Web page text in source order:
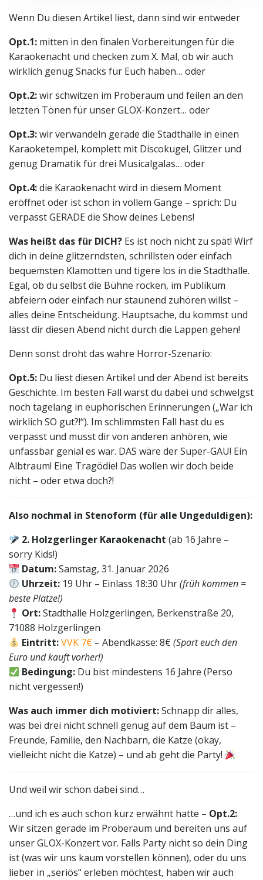
Wenn Du diesen Artikel liest, dann sind wir entweder
Opt.1: mitten in den finalen Vorbereitungen für die
Karaokenacht und checken zum X. Mal, ob wir auch
wirklich genug Snacks für Euch haben… oder
Opt.2:wir schwitzen im Proberaum und feilen an den
letzten Tönen für unser GLOX-Konzert… oder
Opt.3:wir verwandeln gerade die Stadthalle in einen
Karaoketempel, komplett mit Discokugel, Glitzer und
genug Dramatik für drei Musicalgalas… oder
Opt.4:die Karaokenacht wird in diesem Moment
eröffnet oder ist schon in vollem Gange – sprich: Du
verpasst GERADE die Show deines Lebens!
Was heißt das für DICH? Es ist noch nicht zu spät! Wirf
dich in deine glitzerndsten, schrillsten oder einfach
bequemsten Klamotten und tigere los in die Stadthalle.
Egal, ob du selbst die Bühne rocken, im Publikum
abfeiern oder einfach nur staunend zuhören willst –
alles deine Entscheidung. Hauptsache, du kommst und
lässt dir diesen Abend nicht durch die Lappen gehen!
Denn sonst droht das wahre Horror-Szenario:
Opt.5: Du liest diesen Artikel und der Abend ist bereits
Geschichte. Im besten Fall warst du dabei und schwelgst
noch tagelang in euphorischen Erinnerungen („War ich
wirklich SO gut?!“). Im schlimmsten Fall hast du es
verpasst und musst dir von anderen anhören, wie
unfassbar genial es war. DAS wäre der Super-GAU! Ein
Albtraum! Eine Tragödie! Das wollen wir doch beide
nicht – oder etwa doch?!
Also nochmal in Stenoform (für alle Ungeduldigen):
2. Holzgerlinger Karaokenacht (ab 16 Jahre –
sorry Kids!)
Datum:Samstag, 31. Januar 2026
Uhrzeit: 19 Uhr – Einlass 18:30 Uhr(früh kommen =
beste Plätze!)
Ort:Stadthalle Holzgerlingen, Berkenstraße 20,
71088 Holzgerlingen
Eintritt:VVK 7€ – Abendkasse: 8€(Spart euch den
Euro und kauft vorher!)
Bedingung: Du bist mindestens 16 Jahre (Perso
nicht vergessen!)
Was auch immer dich motiviert:Schnapp dir alles,
was bei drei nicht schnell genug auf dem Baum ist –
Freunde, Familie, den Nachbarn, die Katze (okay,
vielleicht nicht die Katze) – und ab geht die Party!
Und weil wir schon dabei sind…
…und ich es auch schon kurz erwähnt hatte – Opt.2:
Wir sitzen gerade im Proberaum und bereiten uns auf
unser GLOX-Konzert vor. Falls Party nicht so dein Ding
ist (was wir uns kaum vorstellen können), oder du uns
lieber in „seriös“ erleben möchtest, haben wir auch